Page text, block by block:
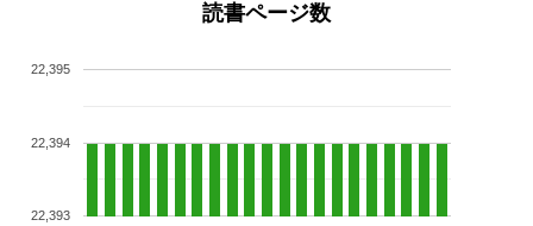
読書ページ数
22,393
22,394
22,395